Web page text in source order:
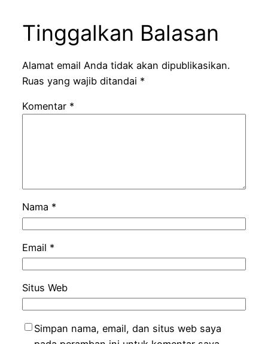
Tinggalkan Balasan
Alamat email Anda tidak akan dipublikasikan.
Ruas yang wajib ditandai *
Komentar *
Nama *
Email *
Situs Web
Simpan nama, email, dan situs web saya